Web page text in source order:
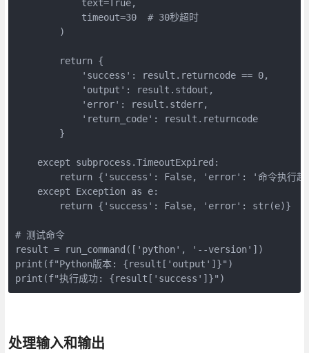
            text=True,
            timeout=30  # 30秒超时
        )
        return {
            'success': result.returncode == 0,
            'output': result.stdout,
            'error': result.stderr,
            'return_code': result.returncode
        }
    except subprocess.TimeoutExpired:
return {'success': False, 'error': '命令执行超
    except Exception as e:
        return {'success': False, 'error': str(e)}
# 测试命令
result = run_command(['python', '--version'])
print(f"Python版本: {result['output']}")
print(f"执行成功: {result['success']}")
处理输入和输出